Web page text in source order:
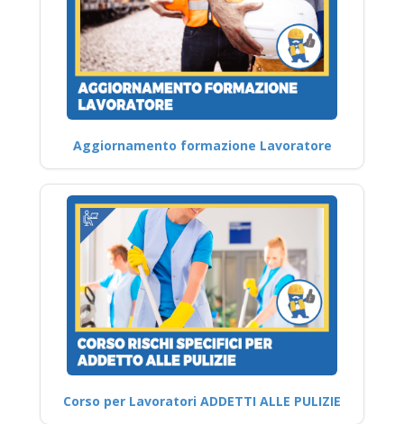
Aggiornamento formazione Lavoratore
Corso per Lavoratori ADDETTI ALLE PULIZIE